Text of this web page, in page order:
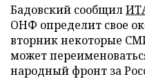
Бадовский сообщил
ОНФ определит свое
вторник некоторые
может
народный фронт за